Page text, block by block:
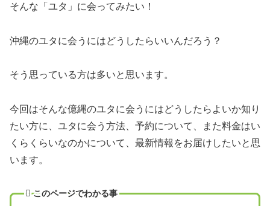
そんな「ユタ」に会ってみたい！
沖縄のユタに会うにはどうしたらいいんだろう？
そう思っている方は多いと思います。
今回はそんな億縄のユタに会うにはどうしたらよいか知り
たい方に、ユタに会う方法、予約について、また料金はい
くらくらいなのかについて、最新情報をお届けしたいと思
います。
このページでわかる事